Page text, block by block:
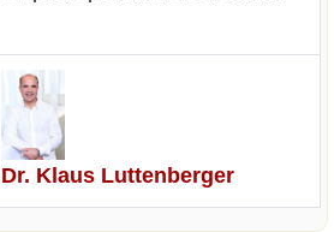
Dr. Klaus Luttenberger